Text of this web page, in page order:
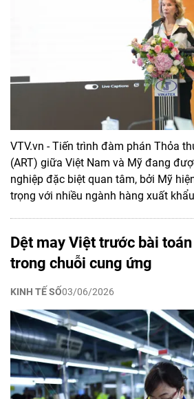
VTV.vn - Tiến trình đàm phán Thỏa
(ART) giữa Việt Nam và Mỹ đang
nghiệp đặc biệt quan tâm, bởi Mỹ
trọng với nhiều ngành hàng xuất
Dệt may Việt trước bài
trong chuỗi cung ứng
KINH TẾ SỐ03/06/2026